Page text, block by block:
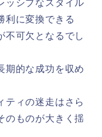
ッシブなスタイル
利に変換できる
不可欠となるでし
期的な成功を収め
ティの迷走はさら
のものが大きく揺